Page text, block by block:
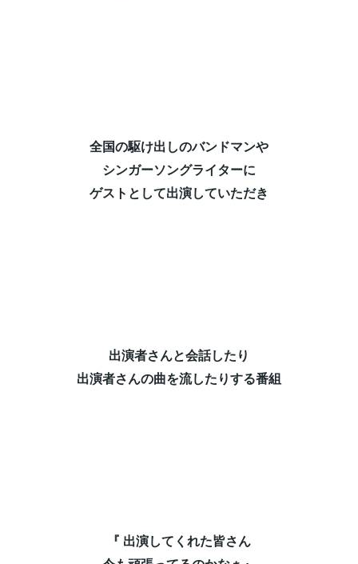
全国の駆け出しのバンドマンや⁡
シンガーソングライターに⁡
ゲストとして出演していただき⁡
出演者さんと会話したり⁡
出演者さんの曲を流したりする番組⁡
『 出演してくれた皆さん⁡